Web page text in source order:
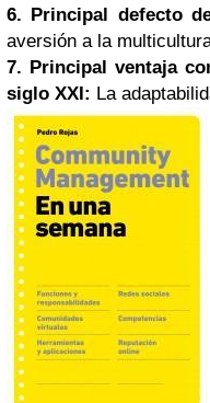
6. Principal defecto
aversión a la
7. Principal ventaja
siglo XXI: La